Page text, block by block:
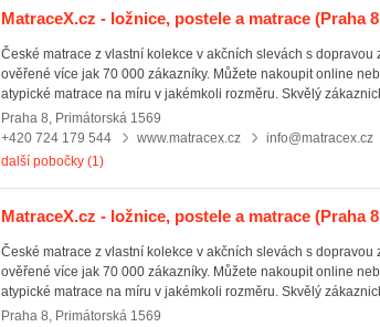
MatraceX.cz - ložnice, postele a matrace (Praha
České matrace z vlastní kolekce v akčních slevách s dopravou
ověřené více jak 70 000 zákazníky. Můžete nakoupit online
atypické matrace na míru v jakémkoli rozměru. Skvělý
Praha 8, Primátorská 1569
+420 724 179 544
www.matracex.cz
info@matracex.cz
další pobočky (1)
MatraceX.cz - ložnice, postele a matrace (Praha
České matrace z vlastní kolekce v akčních slevách s dopravou
ověřené více jak 70 000 zákazníky. Můžete nakoupit online
atypické matrace na míru v jakémkoli rozměru. Skvělý
Praha 8, Primátorská 1569